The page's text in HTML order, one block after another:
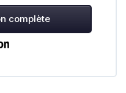
complète